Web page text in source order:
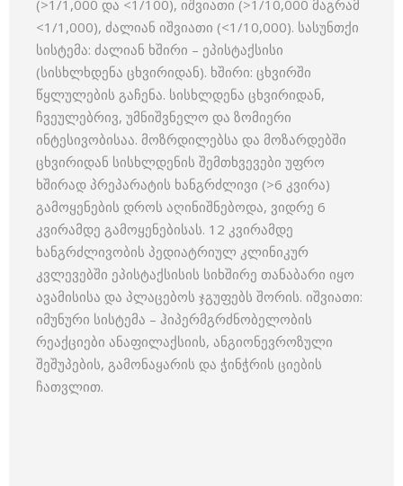
(>1/1,000 და <1/100), იშვიათი (>1/10,000 მაგრამ
<1/1,000), ძალიან იშვიათი (<1/10,000). სასუნთქი
სისტემა: ძალიან ხშირი – ეპისტაქსისი
(სისხლხდენა ცხვირიდან). ხშირი: ცხვირში
წყლულების გაჩენა. სისხლდენა ცხვირიდან,
ჩვეულებრივ, უმნიშვნელო და ზომიერი
ინტესივობისაა. მოზრდილებსა და მოზარდებში
ცხვირიდან სისხლდენის შემთხვევები უფრო
ხშირად პრეპარატის ხანგრძლივი (>6 კვირა)
გამოყენების დროს აღინიშნებოდა, ვიდრე 6
კვირამდე გამოყენებისას. 12 კვირამდე
ხანგრძლივობის პედიატრიულ კლინიკურ
კვლევებში ეპისტაქსისის სიხშირე თანაბარი იყო
ავამისისა და პლაცებოს ჯგუფებს შორის. იშვიათი:
იმუნური სისტემა – ჰიპერმგრძნობელობის
რეაქციები ანაფილაქსიის, ანგიონევროზული
შეშუპების, გამონაყარის და ჭინჭრის ციების
ჩათვლით.